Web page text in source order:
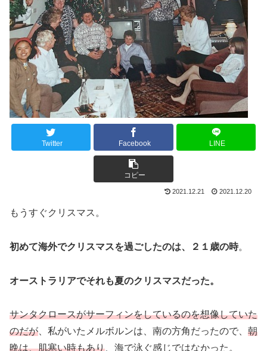
Twitter Facebook LINE
コピー
2021.12.21 2021.12.20
もうすぐクリスマス。
初めて海外でクリスマスを過ごしたのは、２１歳の時。
オーストラリアでそれも夏のクリスマスだった。
サンタクロースがサーフィンをしているのを想像していた
のだが 、私がいたメルボルンは、南の方角だったので、 朝
晩は、肌寒い時もあり 、海で泳ぐ感じではなかった。